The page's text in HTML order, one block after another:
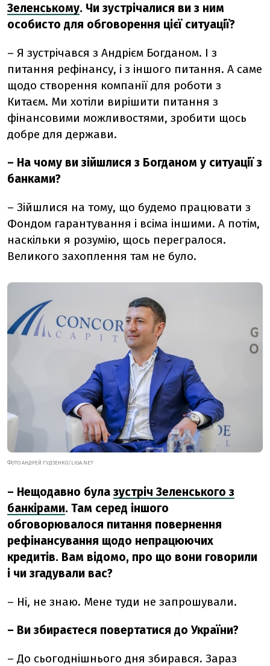
Зеленському. Чи зустрічалися ви з ним
особисто для обговорення цієї ситуації?
– Я зустрічався з Андрієм Богданом. І з
питання рефінансу, і з іншого питання. А саме
щодо створення компанії для роботи з
Китаєм. Ми хотіли вирішити питання з
фінансовими можливостями, зробити щось
добре для держави.
– На чому ви зійшлися з Богданом у ситуації з
банками?
– Зійшлися на тому, що будемо працювати з
Фондом гарантування і всіма іншими. А потім,
наскільки я розумію, щось перегралося.
Великого захоплення там не було.
ФОТО АНДРЕЙ ГУДЗЕНКО/LIGA.NET
– Нещодавно була зустріч Зеленського з
банкірами. Там серед іншого
обговорювалося питання повернення
рефінансування щодо непрацюючих
кредитів. Вам відомо, про що вони говорили
і чи згадували вас?
– Ні, не знаю. Мене туди не запрошували.
– Ви збираєтеся повертатися до України?
– До сьогоднішнього дня збирався. Зараз